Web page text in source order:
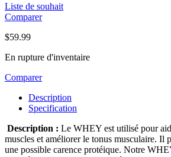
Liste de souhait
Comparer
$59.99
En rupture d'inventaire
Comparer
Description
Specification
Description : Le WHEY est utilisé pour
muscles et améliorer le tonus musculaire. Il
une possible carence protéique. Notre